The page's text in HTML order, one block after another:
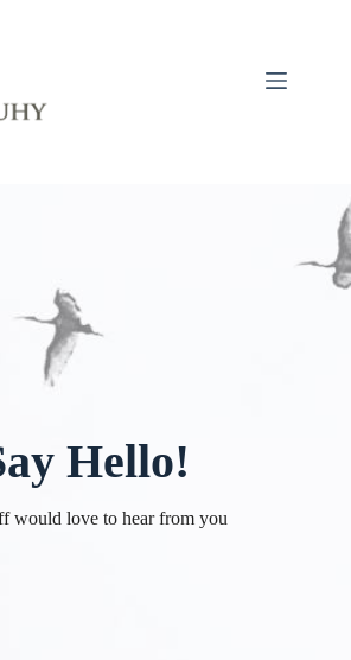
Hello!
would love to hear from you